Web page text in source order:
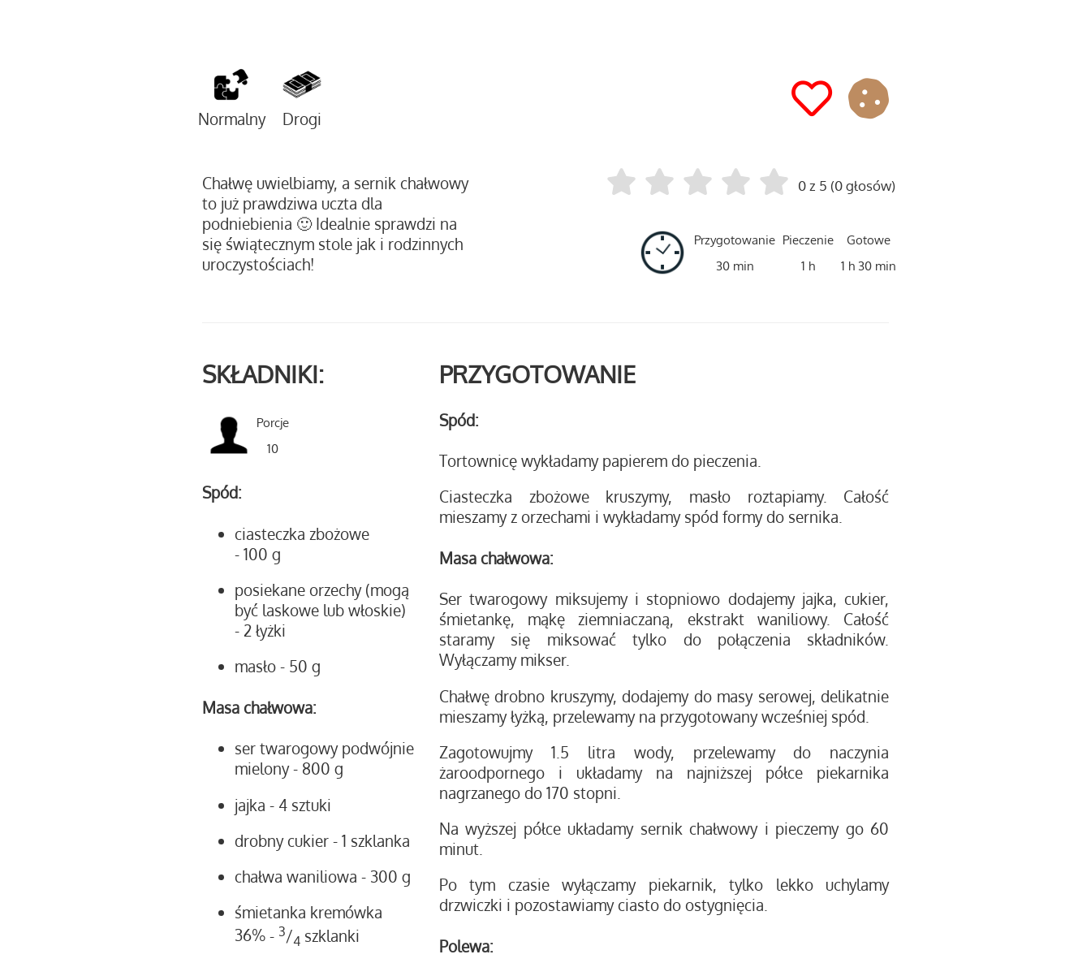
Normalny Drogi
Chałwę uwielbiamy, a sernik chałwowy
to już prawdziwa uczta dla
podniebienia 🙂 Idealnie sprawdzi na
się świątecznym stole jak i rodzinnych
uroczystościach!
0 z 5 (0 głosów)
Przygotowanie Pieczenie
Gotowe
30 min
1 h 1 h 30 min
SKŁADNIKI:
Porcje
10
Spód:
ciasteczka zbożowe
- 100 g
posiekane orzechy (mogą
być laskowe lub włoskie)
- 2 łyżki
masło - 50 g
Masa chałwowa:
ser twarogowy podwójnie
mielony- 800 g
jajka - 4 sztuki
drobny cukier - 1 szklanka
chałwa waniliowa - 300 g
śmietanka kremówka
36% - 3/4 szklanki
PRZYGOTOWANIE
Spód:
Tortownicę wykładamy papierem do pieczenia.
Ciasteczka zbożowe kruszymy, masło roztapiamy. Całość
mieszamy z orzechami i wykładamy spód formy do sernika.
Masa chałwowa:
Ser twarogowy miksujemy i stopniowo dodajemy jajka, cukier,
śmietankę, mąkę ziemniaczaną, ekstrakt waniliowy. Całość
staramy się miksować tylko do połączenia składników.
Wyłączamy mikser.
Chałwę drobno kruszymy, dodajemy do masy serowej, delikatnie
mieszamy łyżką, przelewamy na przygotowany wcześniej spód.
Zagotowujmy 1.5 litra wody, przelewamy do naczynia
żaroodpornego i układamy na najniższej półce piekarnika
nagrzanego do 170 stopni.
Na wyższej półce układamy sernik chałwowy i pieczemy go 60
minut.
Po tym czasie wyłączamy piekarnik, tylko lekko uchylamy
drzwiczki i pozostawiamy ciasto do ostygnięcia.
Polewa: